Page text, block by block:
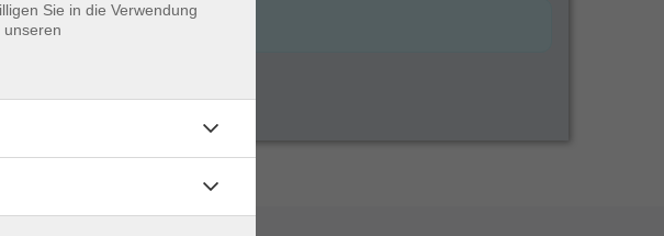
Sie in die Verwendung
unseren